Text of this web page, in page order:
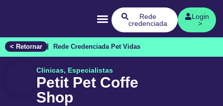
Rede
credenciada
Login
>
< Retornar Rede Credenciada Pet Vidas
Clinicas, Especialistas
Petit Pet Coffe
Shop